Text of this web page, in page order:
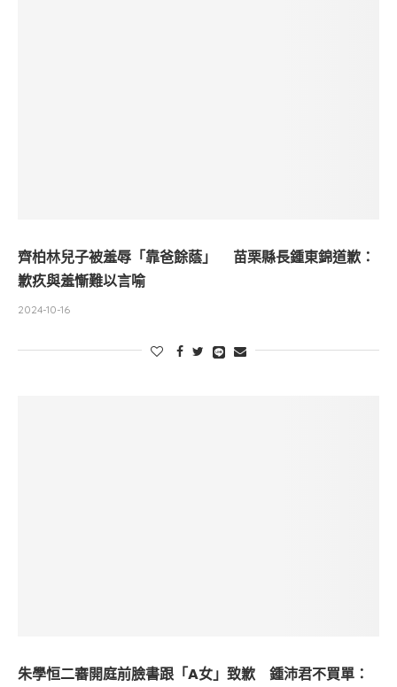
齊柏林兒子被羞辱「靠爸餘蔭」 苗栗縣長鍾東錦道歉：
歉疚與羞慚難以言喻
2024-10-16
朱學恒二審開庭前臉書跟「A女」致歉 鍾沛君不買單：